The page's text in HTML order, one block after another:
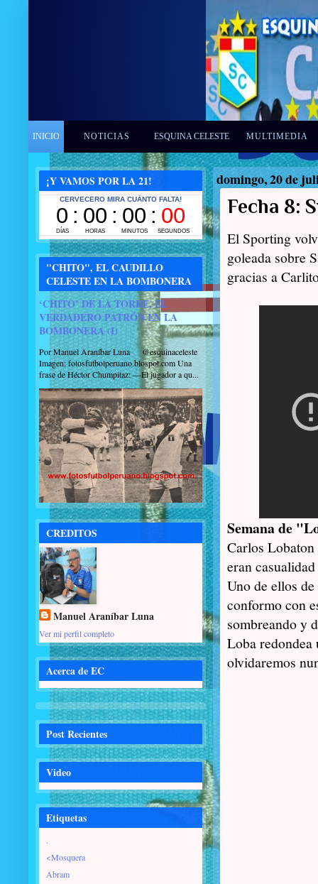
INICIO NOTICIAS ESQUINA CELESTE MULTIMEDIA
domingo, 20 de
Fecha 8:
El Sporting
goleada sobre
gracias a
Semana de
Carlos
eran
Uno de ellos
conformo con
sombreando y
Loba redondea
olvidaremos
¡Y VAMOS POR LA 21!
"CHITO", EL CAUDILLO
CELESTE EN LA BOMBONERA
‘CHITO’ DE LA TORRE, EL
VERDADERO PATRÓN EN LA
BOMBONERA (I)
Por Manuel Araníbar Luna @esquinaceleste
Imagen: fotosfutbolperuano.blospot.com Una
frase de Héctor Chumpitaz: —El jugador a qu...
CREDITOS
Manuel Araníbar Luna
Ver mi perfil completo
Acerca de EC
Post Recientes
Video
Etiquetas
.
<Mosquera
Abram